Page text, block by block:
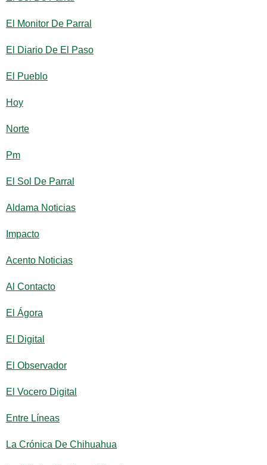
El Monitor De Parral
El Diario De El Paso
El Pueblo
Hoy
Norte
Pm
El Sol De Parral
Aldama Noticias
Impacto
Acento Noticias
Al Contacto
El Ágora
El Digital
El Observador
El Vocero Digital
Entre Líneas
La Crónica De Chihuahua